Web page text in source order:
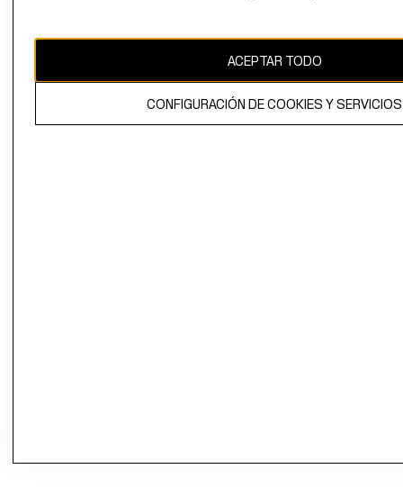
propiedad de H&M Hennes & Mauritz AB.ACEPTAR TODO
CONFIGURACIÓN DE COOKIES Y SERVICIOS